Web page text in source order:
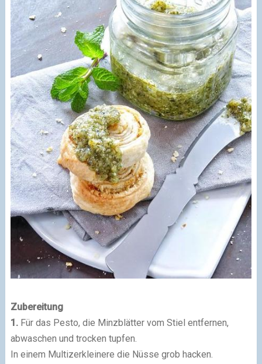
Zubereitung
1. Für das Pesto, die Minzblätter vom Stiel entfernen,
abwaschen und trocken tupfen.
In einem Multizerkleinere die Nüsse grob hacken.